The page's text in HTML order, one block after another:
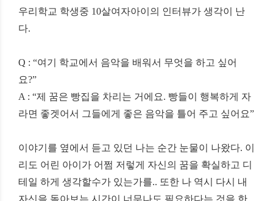
우리학교 학생중 10살여자아이의 인터뷰가 생각이 난
다.
Q : “여기 학교에서 음악을 배워서 무엇을 하고 싶어
요?”
A : “제 꿈은 빵집을 차리는 거에요. 빵들이 행복하게 자
라면 좋겟어서 그들에게 좋은 음악을 틀어 주고 싶어요”
이야기를 옆에서 듣고 있던 나는 순간 눈물이 나왔다. 이
리도 어린 아이가 어쩜 저렇게 자신의 꿈을 확실하고 디
테일 하게 생각할수가 있는가를.. 또한 나 역시 다시 내
자신을 돌아보는 시간이 너무나도 필요하다는 것을 한